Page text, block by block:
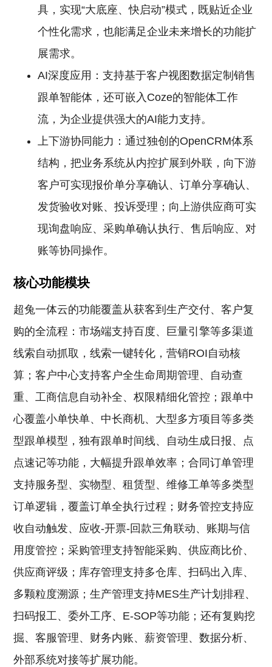
具，实现“大底座、快启动”模式，既贴近企业
个性化需求，也能满足企业未来增长的功能扩
展需求。
AI深度应用：支持基于客户视图数据定制销售
跟单智能体，还可嵌入Coze的智能体工作
流，为企业提供强大的AI能力支持。
上下游协同能力：通过独创的OpenCRM体系
结构，把业务系统从内控扩展到外联，向下游
客户可实现报价单分享确认、订单分享确认、
发货验收对账、投诉受理；向上游供应商可实
现询盘响应、采购单确认执行、售后响应、对
账等协同操作。
核心功能模块
超兔一体云的功能覆盖从获客到生产交付、客户复
购的全流程：市场端支持百度、巨量引擎等多渠道
线索自动抓取，线索一键转化，营销ROI自动核
算；客户中心支持客户全生命周期管理、自动查
重、工商信息自动补全、权限精细化管控；跟单中
心覆盖小单快单、中长商机、大型多方项目等多类
型跟单模型，独有跟单时间线、自动生成日报、点
点速记等功能，大幅提升跟单效率；合同订单管理
支持服务型、实物型、租赁型、维修工单等多类型
订单逻辑，覆盖订单全执行过程；财务管控支持应
收自动触发、应收-开票-回款三角联动、账期与信
用度管控；采购管理支持智能采购、供应商比价、
供应商评级；库存管理支持多仓库、扫码出入库、
多颗粒度溯源；生产管理支持MES生产计划排程、
扫码报工、委外工序、E-SOP等功能；还有复购挖
掘、客服管理、财务内账、薪资管理、数据分析、
外部系统对接等扩展功能。